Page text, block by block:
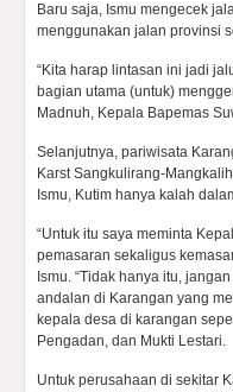
Baru saja, Ismu mengecek
menggunakan jalan provinsi
“Kita harap lintasan ini jadi
bagian utama (untuk)
Madnuh, Kepala Bapemas
Selanjutnya, pariwisata
Karst Sangkulirang-
Ismu, Kutim hanya kalah
“Untuk itu saya meminta
pemasaran sekaligus
Ismu. “Tidak hanya itu,
andalan di Karangan yang
kepala desa di karangan
Pengadan, dan Mukti Lestari.
Untuk perusahaan di sekitar